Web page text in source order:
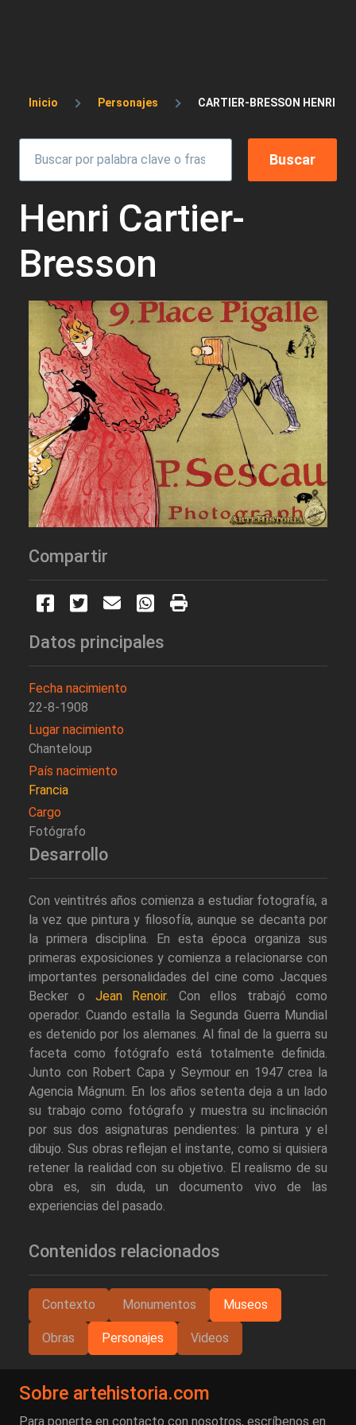
Sobrescribir enlaces de ayuda a la
Inicio Personajes CARTIER-BRESSON HENRI
Henri Cartier-
Bresson
Compartir
Datos principales
Fecha nacimiento
22-8-1908
Lugar nacimiento
Chanteloup
País nacimiento
Francia
Cargo
Fotógrafo
Desarrollo
Con veintitrés años comienza a estudiar fotografía, a
la vez que pintura y filosofía, aunque se decanta por
la primera disciplina. En esta época organiza sus
primeras exposiciones y comienza a relacionarse con
importantes personalidades del cine como Jacques
Becker o Jean Renoir. Con ellos trabajó como
operador. Cuando estalla la Segunda Guerra Mundial
es detenido por los alemanes. Al final de la guerra su
faceta como fotógrafo está totalmente definida.
Junto con Robert Capa y Seymour en 1947 crea la
Agencia Mágnum. En los años setenta deja a un lado
su trabajo como fotógrafo y muestra su inclinación
por sus dos asignaturas pendientes: la pintura y el
dibujo. Sus obras reflejan el instante, como si quisiera
retener la realidad con su objetivo. El realismo de su
obra es, sin duda, un documento vivo de las
experiencias del pasado.
Contenidos relacionados
Contexto Monumentos Museos
Obras Personajes Videos
Sobre artehistoria.com
Para ponerte en contacto con nosotros, escríbenos en